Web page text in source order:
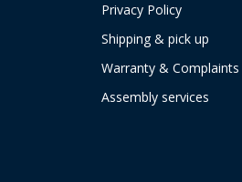
Privacy Policy
Shipping & pick up
Warranty & Complaints
Assembly services